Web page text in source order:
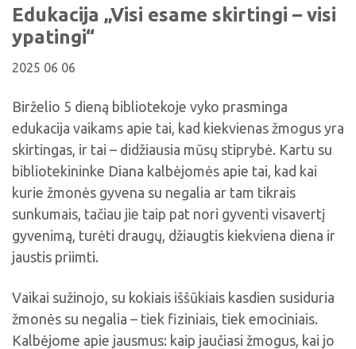
Biblioteka visiems
Viktorinos
Žymūs kupiškėnai
Skulptūros, prabylančios autoriaus balsu
Mūsų kraštas
Virtualios parodos
NVŠ programa „Atrask ir kurk"
Periodiniai leidiniai
Tau patiks
Naudinga informacija
Padaliniai
Edukacija „Visi esame skirtingi – visi
ypatingi“
2025 06 06
Birželio 5 dieną bibliotekoje vyko prasminga
edukacija vaikams apie tai, kad kiekvienas žmogus yra
skirtingas, ir tai – didžiausia mūsų stiprybė. Kartu su
bibliotekininke Diana kalbėjomės apie tai, kad kai
kurie žmonės gyvena su negalia ar tam tikrais
sunkumais, tačiau jie taip pat nori gyventi visavertį
gyvenimą, turėti draugų, džiaugtis kiekviena diena ir
jaustis priimti.
Vaikai sužinojo, su kokiais iššūkiais kasdien susiduria
žmonės su negalia – tiek fiziniais, tiek emociniais.
Kalbėjome apie jausmus: kaip jaučiasi žmogus, kai jo